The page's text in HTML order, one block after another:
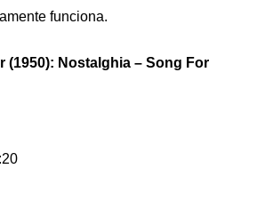
funciona.
(1950): Nostalghia – Song For